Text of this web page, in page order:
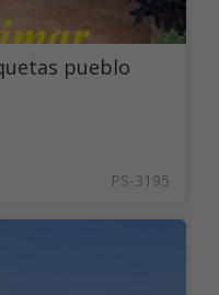
pueblo
PS-3195